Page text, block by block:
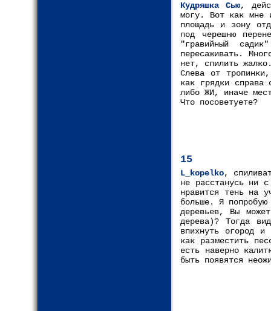
Кудряшка Сью,
могу. Вот как мне
площадь и зону
под черешню
"гравийный
пересаживать.
нет, спилить
Слева от
как грядки справа
либо ЖИ, иначе
Что посоветуете?
15
L_kopelko,
не расстанусь ни
нравится тень на
больше. Я
деревьев, Вы
дерева)? Тогда
впихнуть огород
как разместить
есть наверно
быть появятся